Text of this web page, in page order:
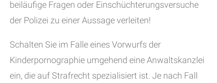
beiläufige Fragen oder Einschüchterungsversuche
der Polizei zu einer Aussage verleiten!
Schalten Sie im Falle eines Vorwurfs der
Kinderpornographie umgehend eine Anwaltskanzlei
ein, die auf Strafrecht spezialisiert ist. Je nach Fall